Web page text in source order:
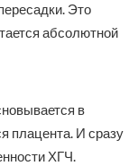
Это
абсолютной
в
плацента. И сразу
ХГЧ.